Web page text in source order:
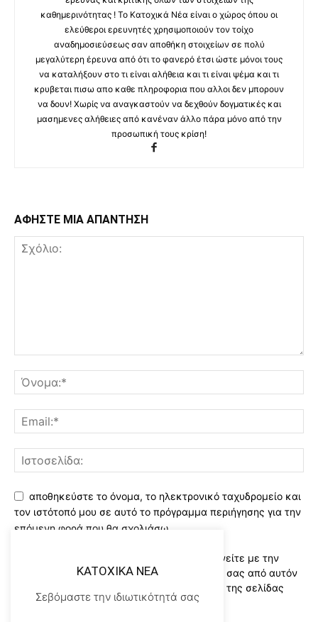
καθημερινότητας ! Το Κατοχικά Νέα είναι ο χώρος όπου οι
ελεύθεροι ερευνητές χρησιμοποιούν τον τοίχο
αναδημοσιεύσεως σαν αποθήκη στοιχείων σε πολύ
μεγαλύτερη έρευνα από ότι το φανερό έτσι ώστε μόνοι τους
να καταλήξουν στο τι είναι αλήθεια και τι είναι ψέμα και τι
κρυβεται πισω απο καθε πληροφορια που αλλοι δεν μπορουν
να δουν! Χωρίς να αναγκαστούν να δεχθούν δογματικές και
μασημενες αλήθειες από κανέναν άλλο πάρα μόνο από την
προσωπική τους κρίση!
ΑΦΗΣΤΕ ΜΙΑ ΑΠΑΝΤΗΣΗ
αποθηκεύστε το όνομα, το ηλεκτρονικό ταχυδρομείο και
τον ιστότοπό μου σε αυτό το πρόγραμμα περιήγησης για την
επόμενη φορά που θα σχολιάσω.
Χρησιμοποιώντας αυτό το έντυπο συμφωνείτε με την
αποθήκευση και χειρισμό των δεδομένων σας από αυτόν
τον ιστότοπο..Διαβάστε του ορους χρήσης της σελίδας
μας*
KATOXIKA NEA
Σεβόμαστε την ιδιωτικότητά σας